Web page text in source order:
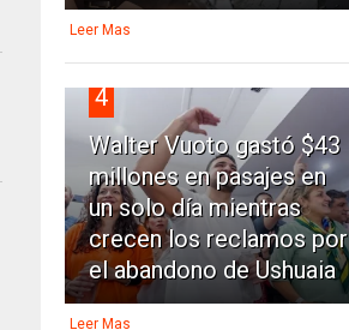
Leer Mas
4
Walter Vuoto gastó $43
millones en pasajes en
un solo día mientras
crecen los reclamos por
el abandono de Ushuaia
Leer Mas